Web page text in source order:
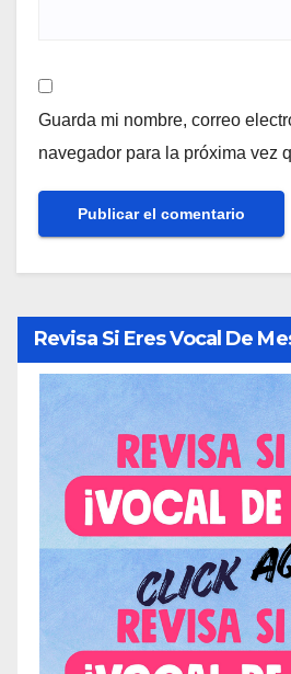
Guarda mi nombre, correo
navegador para la próxima vez
Revisa Si Eres Vocal De